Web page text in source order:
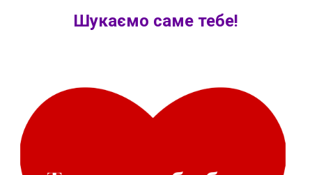
Шукаємо саме тебе!